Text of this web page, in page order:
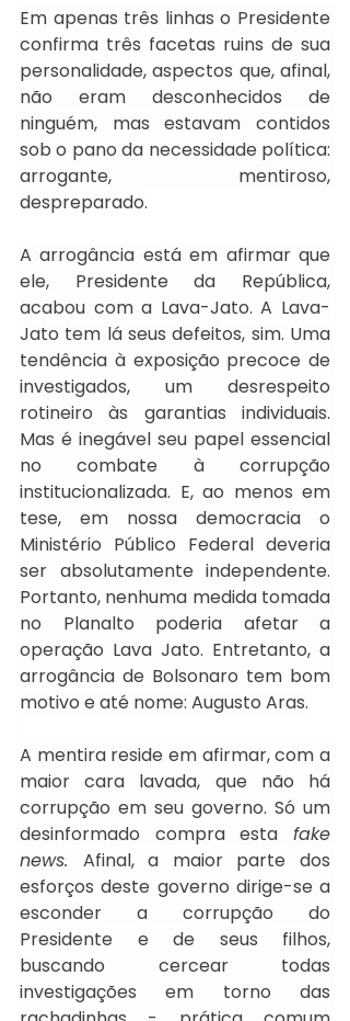
Em apenas três linhas o Presidente
confirma três facetas ruins de sua
personalidade, aspectos que, afinal,
não eram desconhecidos de
ninguém, mas estavam contidos
sob o pano da necessidade política:
arrogante, mentiroso,
despreparado.
A arrogância está em afirmar que
ele, Presidente da República,
acabou com a Lava-Jato. A Lava-
Jato tem lá seus defeitos, sim. Uma
tendência à exposição precoce de
investigados, um desrespeito
rotineiro às garantias individuais.
Mas é inegável seu papel essencial
no combate à corrupção
institucionalizada. E, ao menos em
tese, em nossa democracia o
Ministério Público Federal deveria
ser absolutamente independente.
Portanto, nenhuma medida tomada
no Planalto poderia afetar a
operação Lava Jato. Entretanto, a
arrogância de Bolsonaro tem bom
motivo e até nome: Augusto Aras.
A mentira reside em afirmar, com a
maior cara lavada, que não há
corrupção em seu governo. Só um
desinformado compra esta fake
news. Afinal, a maior parte dos
esforços deste governo dirige-se a
esconder a corrupção do
Presidente e de seus filhos,
buscando cercear todas
investigações em torno das